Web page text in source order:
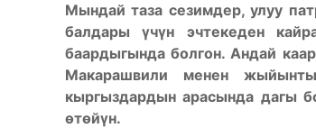
Мындай таза сезимдер, улуу
балдарыүчүн эчтекеден
баардыгында болгон. Андай
Макарашвили менен
кыргыздардын арасында дагы
өтөйүн.